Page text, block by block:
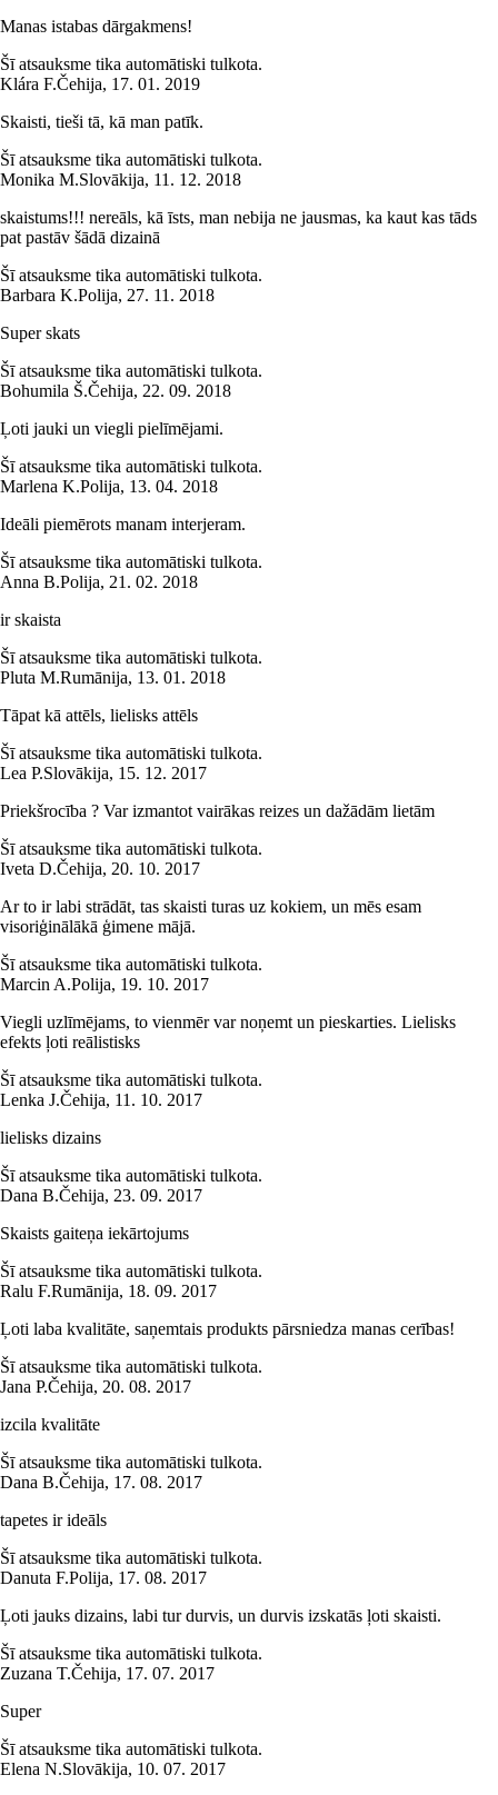
Manas istabas dārgakmens!
Šī atsauksme tika automātiski tulkota.
Klára F.Čehija, 17. 01. 2019
Skaisti, tieši tā, kā man patīk.
Šī atsauksme tika automātiski tulkota.
Monika M.Slovākija, 11. 12. 2018
skaistums!!! nereāls, kā īsts, man nebija ne jausmas, ka kaut kas tāds
pat pastāv šādā dizainā
Šī atsauksme tika automātiski tulkota.
Barbara K.Polija, 27. 11. 2018
Super skats
Šī atsauksme tika automātiski tulkota.
Bohumila Š.Čehija, 22. 09. 2018
Ļoti jauki un viegli pielīmējami.
Šī atsauksme tika automātiski tulkota.
Marlena K.Polija, 13. 04. 2018
Ideāli piemērots manam interjeram.
Šī atsauksme tika automātiski tulkota.
Anna B.Polija, 21. 02. 2018
ir skaista
Šī atsauksme tika automātiski tulkota.
Pluta M.Rumānija, 13. 01. 2018
Tāpat kā attēls, lielisks attēls
Šī atsauksme tika automātiski tulkota.
Lea P.Slovākija, 15. 12. 2017
Priekšrocība ? Var izmantot vairākas reizes un dažādām lietām
Šī atsauksme tika automātiski tulkota.
Iveta D.Čehija, 20. 10. 2017
Ar to ir labi strādāt, tas skaisti turas uz kokiem, un mēs esam
visoriģinālākā ģimene mājā.
Šī atsauksme tika automātiski tulkota.
Marcin A.Polija, 19. 10. 2017
Viegli uzlīmējams, to vienmēr var noņemt un pieskarties. Lielisks
efekts ļoti reālistisks
Šī atsauksme tika automātiski tulkota.
Lenka J.Čehija, 11. 10. 2017
lielisks dizains
Šī atsauksme tika automātiski tulkota.
Dana B.Čehija, 23. 09. 2017
Skaists gaiteņa iekārtojums
Šī atsauksme tika automātiski tulkota.
Ralu F.Rumānija, 18. 09. 2017
Ļoti laba kvalitāte, saņemtais produkts pārsniedza manas cerības!
Šī atsauksme tika automātiski tulkota.
Jana P.Čehija, 20. 08. 2017
izcila kvalitāte
Šī atsauksme tika automātiski tulkota.
Dana B.Čehija, 17. 08. 2017
tapetes ir ideāls
Šī atsauksme tika automātiski tulkota.
Danuta F.Polija, 17. 08. 2017
Ļoti jauks dizains, labi tur durvis, un durvis izskatās ļoti skaisti.
Šī atsauksme tika automātiski tulkota.
Zuzana T.Čehija, 17. 07. 2017
Super
Šī atsauksme tika automātiski tulkota.
Elena N.Slovākija, 10. 07. 2017